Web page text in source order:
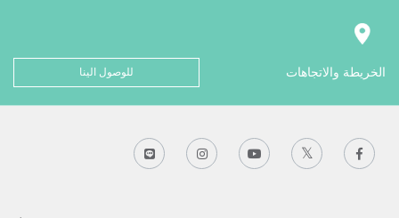
الخريطة والاتجاهات للوصول الينا